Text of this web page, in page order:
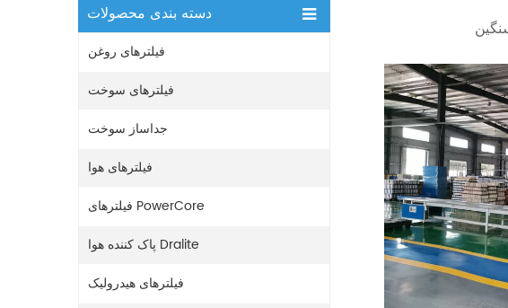
دسته بندی محصولات
فیلترهای روغن
فیلترهای سوخت
جداساز سوخت
فیلترهای هوا
فیلترهای PowerCore
پاک کننده هوا Dralite
فیلترهای هیدرولیک